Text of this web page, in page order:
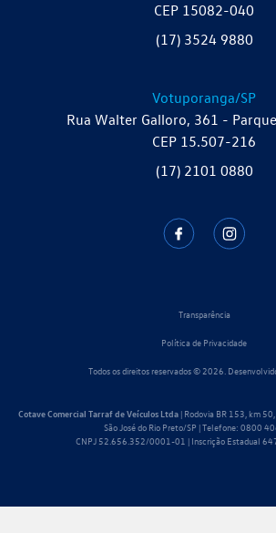
CEP 15082-040
(17) 3524 9880
Votuporanga/SP
Rua Walter Galloro, 361 -
CEP 15.507-216
(17) 2101 0880
Transparência
Política de Privacidade
Todos os direitos reservados © 2026.
Cotave Comercial Tarraf de Veículos Ltda | Rodovia BR 153, km
São José do Rio Preto/SP | Telefone: 0800
CNPJ 52.656.352/0001-01 | Inscrição Estadual